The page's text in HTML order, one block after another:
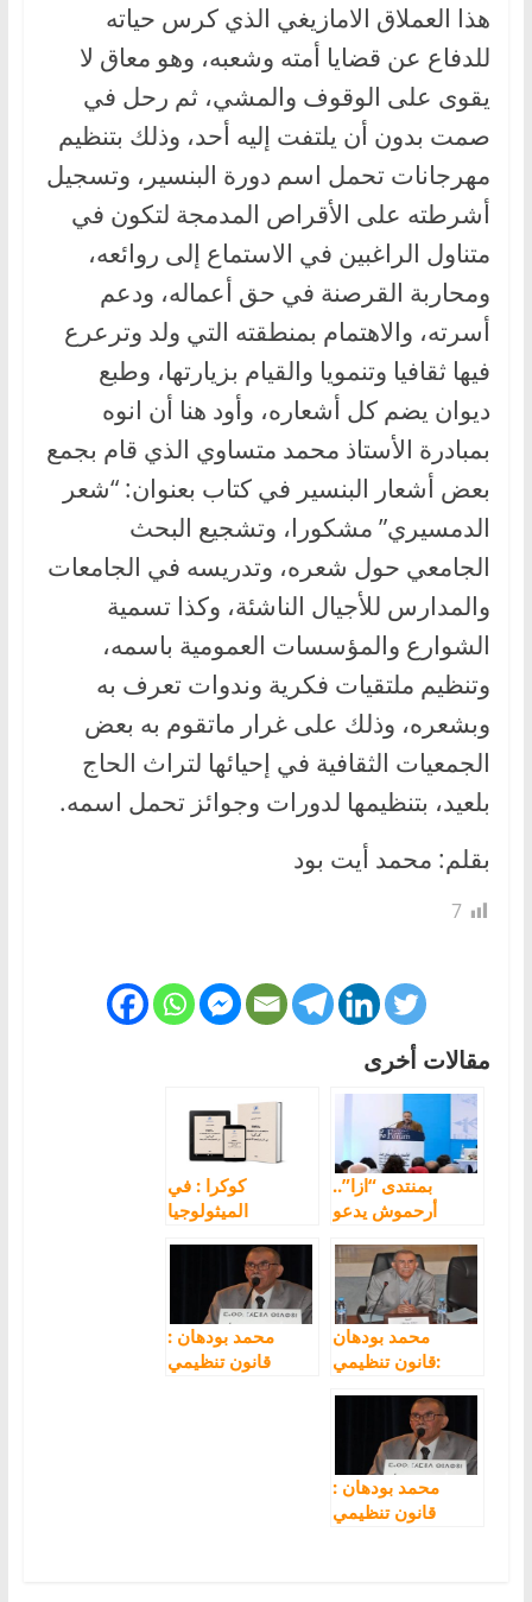
هذا العملاق الامازيغي الذي كرس حياته
للدفاع عن قضايا أمته وشعبه، وهو معاق لا
يقوى على الوقوف والمشي، ثم رحل في
صمت بدون أن يلتفت إليه أحد، وذلك بتنظيم
مهرجانات تحمل اسم دورة البنسير، وتسجيل
أشرطته على الأقراص المدمجة لتكون في
متناول الراغبين في الاستماع إلى روائعه،
ومحاربة القرصنة في حق أعماله، ودعم
أسرته، والاهتمام بمنطقته التي ولد وترعرع
فيها ثقافيا وتنمويا والقيام بزيارتها، وطبع
ديوان يضم كل أشعاره، وأود هنا أن انوه
بمبادرة الأستاذ محمد متساوي الذي قام بجمع
بعض أشعار البنسير في كتاب بعنوان: “شعر
الدمسيري” مشكورا، وتشجيع البحث
الجامعي حول شعره، وتدريسه في الجامعات
والمدارس للأجيال الناشئة، وكذا تسمية
الشوارع والمؤسسات العمومية باسمه،
وتنظيم ملتقيات فكرية وندوات تعرف به
وبشعره، وذلك على غرار ماتقوم به بعض
الجمعيات الثقافية في إحيائها لتراث الحاج
بلعيد، بتنظيمها لدورات وجوائز تحمل اسمه.
بقلم: محمد أيت بود
7
مقالات أخرى
بمنتدى “ازا”..
أرحموش يدعو
الأمازيغية بداخل
المؤسسات
كوكرا : في
الميثولوجيا
أوسوس [PDF]
محمد بودهان
:قانون تنظيمي
الأمازيغية (1/3)
محمد بودهان :
قانون تنظيمي
محمد بودهان :
قانون تنظيمي